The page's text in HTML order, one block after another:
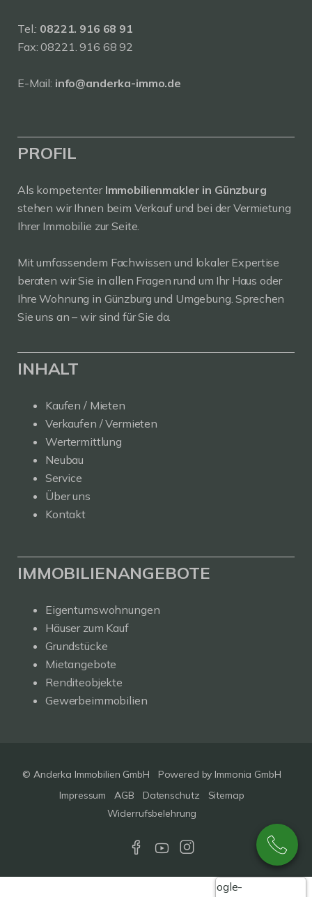
Tel.: 08221. 916 68 91
Fax: 08221. 916 68 92
E-Mail: info@anderka-immo.de
PROFIL
Als kompetenter Immobilienmakler in Günzburg
stehen wir Ihnen beim Verkauf und bei der Vermietung
Ihrer Immobilie zur Seite.
Mit umfassendem Fachwissen und lokaler Expertise
beraten wir Sie in allen Fragen rund um Ihr Haus oder
Ihre Wohnung in Günzburg und Umgebung. Sprechen
Sie uns an – wir sind für Sie da.
INHALT
Kaufen / Mieten
Verkaufen / Vermieten
Wertermittlung
Neubau
Service
Über uns
Kontakt
IMMOBILIENANGEBOTE
Eigentumswohnungen
Häuser zum Kauf
Grundstücke
Mietangebote
Renditeobjekte
Gewerbeimmobilien
© Anderka Immobilien GmbH Powered by Immonia GmbH
Impressum
AGB Datenschutz
Sitemap
Widerrufsbelehrung
Google-